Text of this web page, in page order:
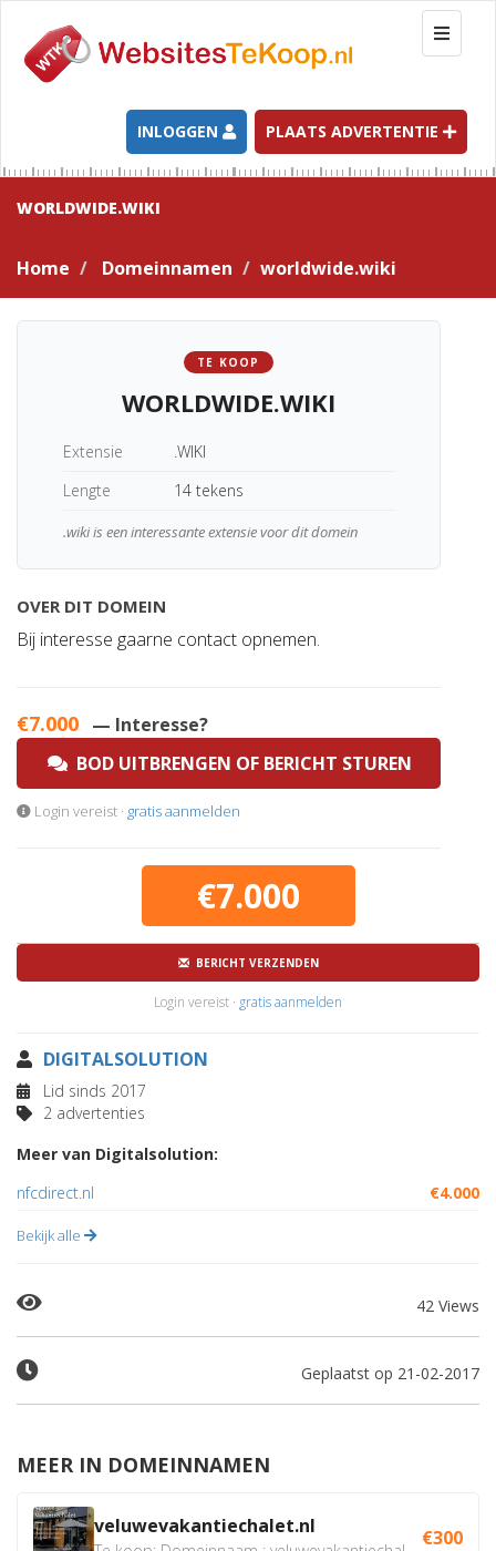
T
o
g
l
e
n
a
t
INLOGGEN PLAATS ADVERTENTIE
WORLDWIDE.WIKI
Home Domeinnamen worldwide.wiki
TE KOOP
WORLDWIDE.WIKI
Extensie
.WIKI
Lengte
14 tekens
.wiki is een interessante extensie voor dit domein
OVER DIT DOMEIN
Bij interesse gaarne contact opnemen.
€7.000 — Interesse?
BOD UITBRENGEN OF BERICHT STUREN
Login vereist · gratis aanmelden
€7.000
BERICHT VERZENDEN
Login vereist · gratis aanmelden
DIGITALSOLUTION
Lid sinds 2017
2 advertenties
Meer van Digitalsolution:
nfcdirect.nl
€4.000
Bekijk alle
42 Views
Geplaatst op 21-02-2017
MEER IN DOMEINNAMEN
veluwevakantiechalet.nl €300